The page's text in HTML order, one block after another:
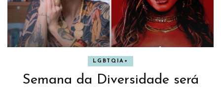
LGBTQIA+
Semana da Diversidade será